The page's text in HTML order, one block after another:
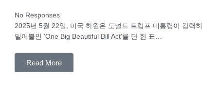
No Responses
2025년 5월 22일, 미국 하원은 도널드 트럼프 대통령이 강력히
밀어붙인 ‘One Big Beautiful Bill Act’를 단 한 표…
Read More